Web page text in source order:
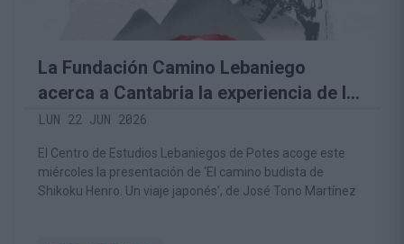
La Fundación Camino Lebaniego
acerca a Cantabria la experiencia de la
gran peregrinación budista de Japón
LUN 22 JUN 2026
El Centro de Estudios Lebaniegos de Potes acoge este
miércoles la presentación de ‘El camino budista de
Shikoku Henro. Un viaje japonés’, de José Tono Martínez